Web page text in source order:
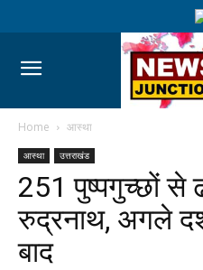
Home आस्था
आस्था उत्तराखंड
251 पुष्पगुच्छों से
रुद्रनाथ, अगले
बाद